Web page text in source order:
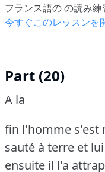
フランス語の の読み
今すぐこのレッスンを
Part (20)
A la
fin l'homme s'est
sauté à terre et
ensuite il l'a